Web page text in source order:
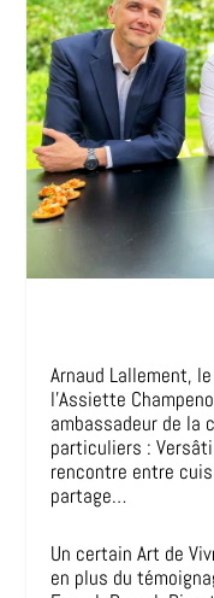
Arnaud Lallement,
l’Assiette
ambassadeur de la
particuliers :
rencontre entre
partage…
Un certain Art de
en plus du